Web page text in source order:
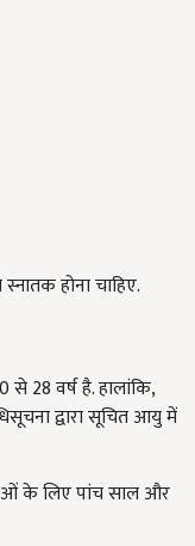
स्नातक होना चाहिए.
से 28 वर्ष है. हालांकि,
द्वारा सूचित आयु में
के लिए पांच साल और